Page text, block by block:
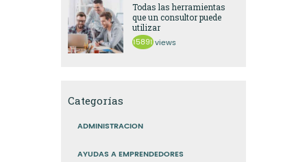
Todas las herramientas
que un consultor puede
utilizar
15891 views
Categorías
ADMINISTRACION
AYUDAS A EMPRENDEDORES